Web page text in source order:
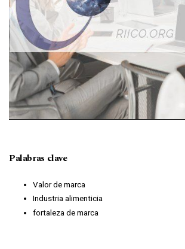
Palabras clave
Valor de marca
Industria alimenticia
fortaleza de marca